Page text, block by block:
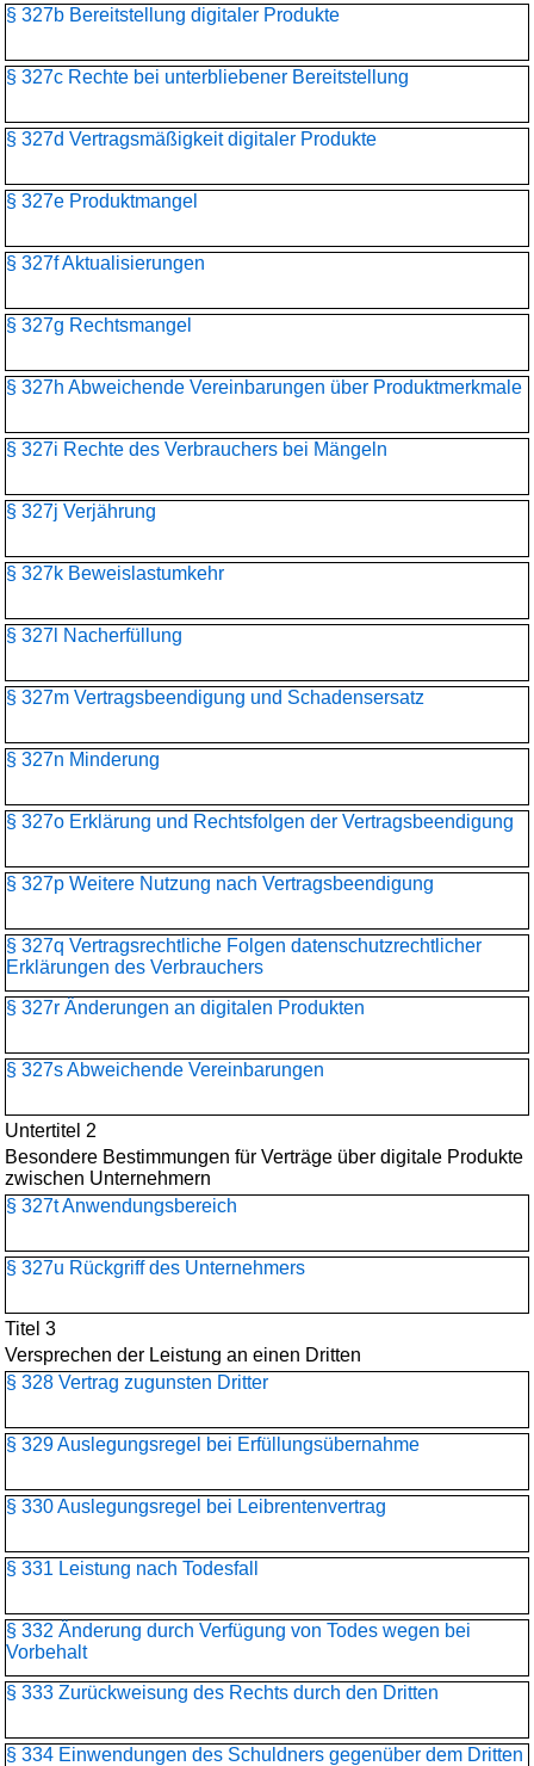
§ 327b Bereitstellung digitaler Produkte
§ 327c Rechte bei unterbliebener Bereitstellung
§ 327d Vertragsmäßigkeit digitaler Produkte
§ 327e Produktmangel
§ 327f Aktualisierungen
§ 327g Rechtsmangel
§ 327h Abweichende Vereinbarungen über Produktmerkmale
§ 327i Rechte des Verbrauchers bei Mängeln
§ 327j Verjährung
§ 327k Beweislastumkehr
§ 327l Nacherfüllung
§ 327m Vertragsbeendigung und Schadensersatz
§ 327n Minderung
§ 327o Erklärung und Rechtsfolgen der Vertragsbeendigung
§ 327p Weitere Nutzung nach Vertragsbeendigung
§ 327q Vertragsrechtliche Folgen datenschutzrechtlicher
Erklärungen des Verbrauchers
§ 327r Änderungen an digitalen Produkten
§ 327s Abweichende Vereinbarungen
Untertitel 2
Besondere Bestimmungen für Verträge über digitale Produkte
zwischen Unternehmern
§ 327t Anwendungsbereich
§ 327u Rückgriff des Unternehmers
Titel 3
Versprechen der Leistung an einen Dritten
§ 328 Vertrag zugunsten Dritter
§ 329 Auslegungsregel bei Erfüllungsübernahme
§ 330 Auslegungsregel bei Leibrentenvertrag
§ 331 Leistung nach Todesfall
§ 332 Änderung durch Verfügung von Todes wegen bei
Vorbehalt
§ 333 Zurückweisung des Rechts durch den Dritten
§ 334 Einwendungen des Schuldners gegenüber dem Dritten